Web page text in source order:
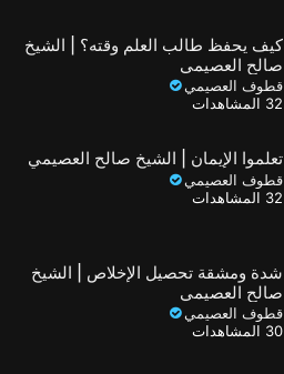
كيف يحفظ طالب العلم وقته؟ | الشيخ
صالح العصيمي
قطوف العصيمي
32 المشاهدات
تعلموا الإيمان | الشيخ صالح العصيمي
قطوف العصيمي
32 المشاهدات
شدة ومشقة تحصيل الإخلاص | الشيخ
صالح العصيمي
قطوف العصيمي
30 المشاهدات